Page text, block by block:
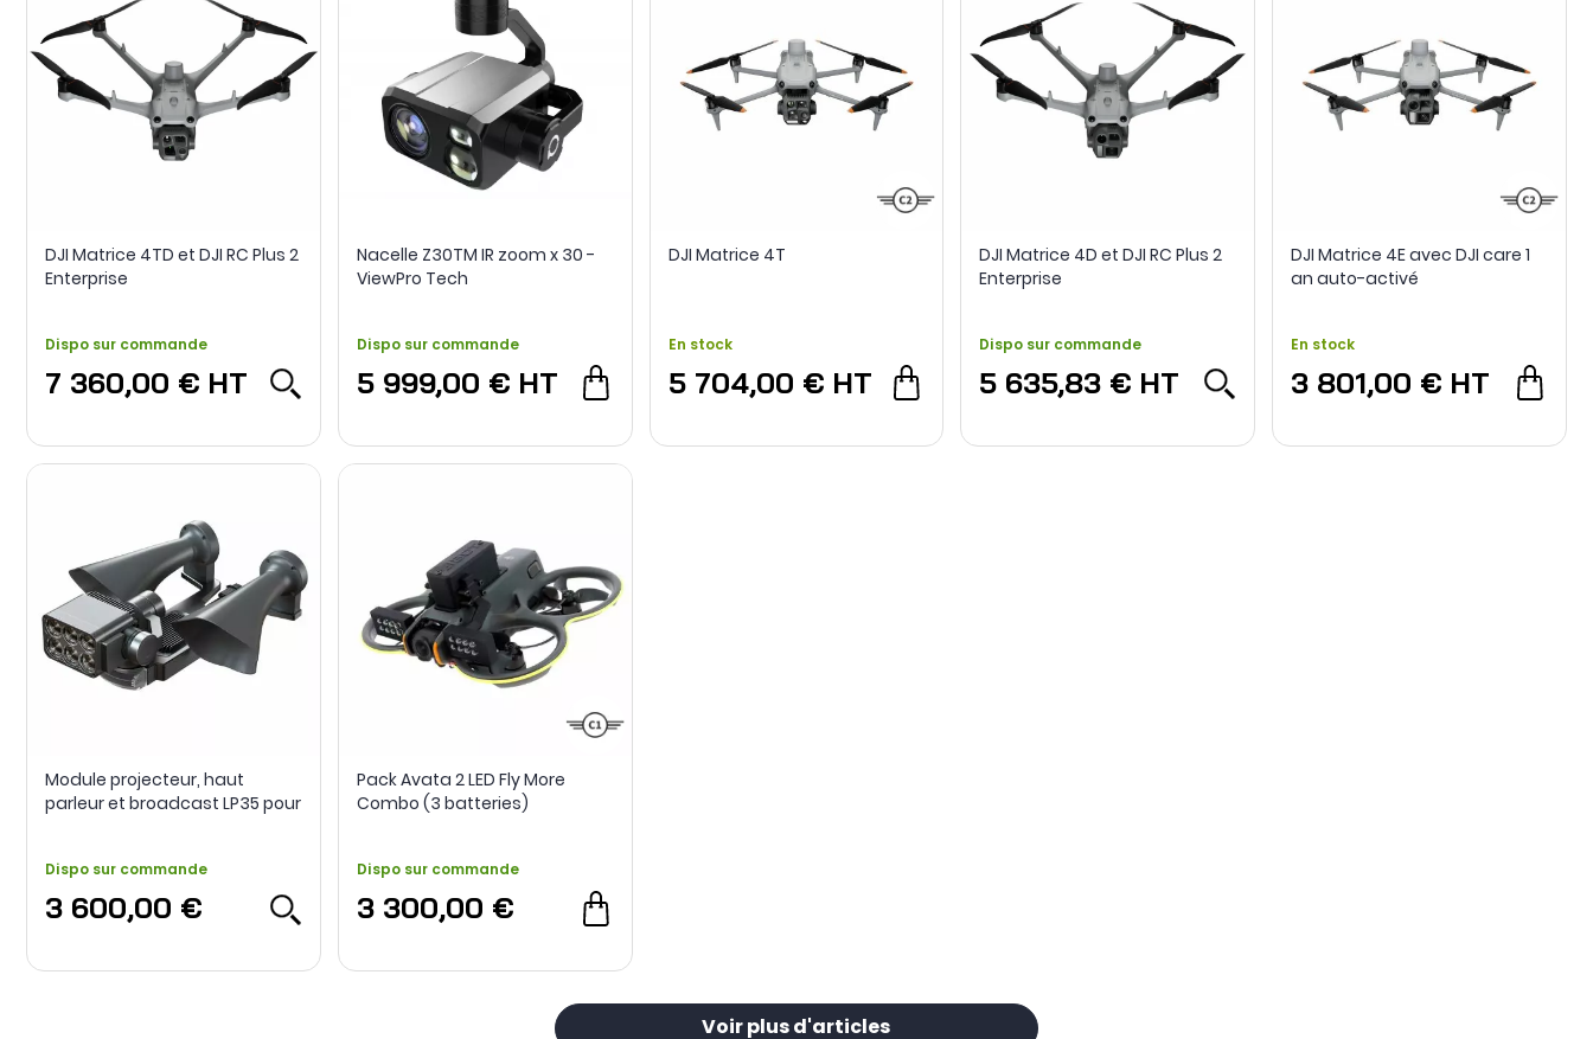
DJI Matrice 4TD et DJI RC Plus 2
Enterprise
Dispo sur commande
7 360,00 € HT
Nacelle Z30TM IR zoom x 30 -
ViewPro Tech
Dispo sur commande
5 999,00 € HT
DJI Matrice 4T
En stock
5 704,00 € HT
DJI Matrice 4D et DJI RC Plus 2
Enterprise
Dispo sur commande
5 635,83 € HT
DJI Matrice 4E avec DJI care 1
an auto-activé
En stock
3 801,00 € HT
Module projecteur, haut
parleur et broadcast LP35 pour
Dispo sur commande
3 600,00 €
Pack Avata 2 LED Fly More
Combo (3 batteries)
Dispo sur commande
3 300,00 €
Voir plus d'articles